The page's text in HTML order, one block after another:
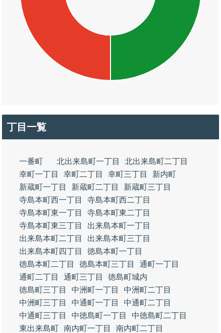
丁目一覧
一番町 北出来島町一丁目
北出来島町二丁目
幸町一丁目
幸町二丁目 幸町三丁目
新内町
新蔵町一丁目
新蔵町二丁目
新蔵町三丁目
寺島本町西一丁目
寺島本町西二丁目
寺島本町東一丁目
寺島本町東二丁目
寺島本町東三丁目
出来島本町一丁目
出来島本町二丁目
出来島本町三丁目
出来島本町四丁目
徳島本町一丁目
徳島本町二丁目
徳島本町三丁目
通町一丁目
通町二丁目
通町三丁目
徳島町城内
徳島町三丁目
中洲町一丁目
中洲町二丁目
中洲町三丁目
中通町一丁目
中通町二丁目
中通町三丁目
中徳島町一丁目
中徳島町二丁目
東出来島町 南内町一丁目
南内町二丁目